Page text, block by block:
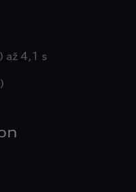
až 4,1 s